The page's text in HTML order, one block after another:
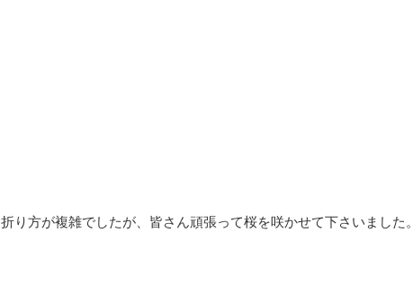
折り方が複雑でしたが、皆さん頑張って桜を咲かせて下さいました。